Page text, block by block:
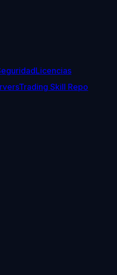
Licencias
Trading Skill Repo